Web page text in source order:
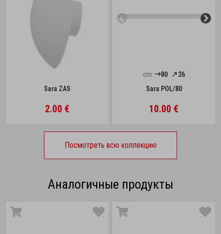
Sara ZAS
2.00 €
cm: 80
26
Sara POL/80
10.00 €
Посмотреть всю коллекцию
Аналогичные продукты